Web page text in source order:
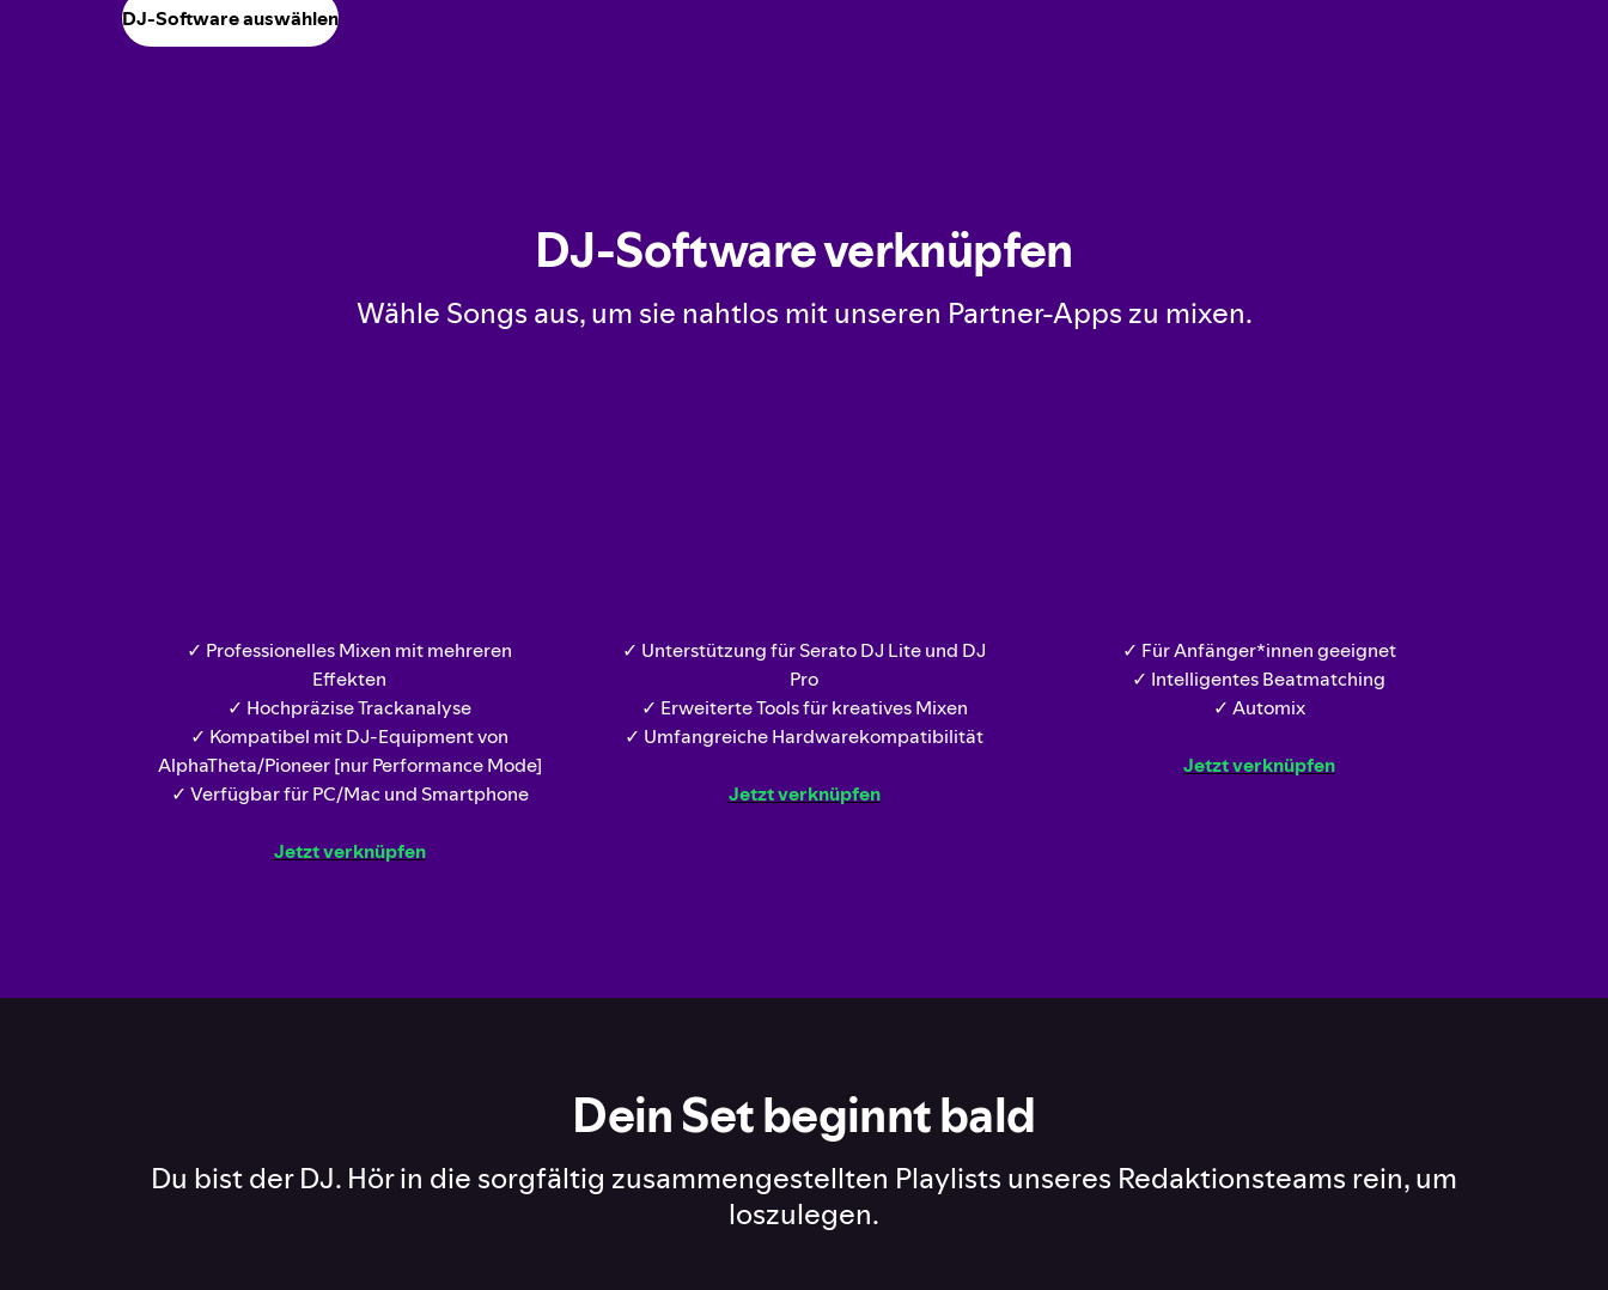
DJ-Software auswählen
DJ-Software verknüpfen
Wähle Songs aus, um sie nahtlos mit unseren Partner-Apps zu mixen.
✓ Professionelles Mixen mit mehreren
Effekten
✓ Hochpräzise Trackanalyse
✓ Kompatibel mit DJ-Equipment von
AlphaTheta/Pioneer [nur Performance Mode]
✓ Verfügbar für PC/Mac und Smartphone
Jetzt verknüpfen
✓ Unterstützung für Serato DJ Lite und DJ
Pro
✓ Erweiterte Tools für kreatives Mixen
✓ Umfangreiche Hardwarekompatibilität
Jetzt verknüpfen
✓ Für Anfänger*innen geeignet
✓ Intelligentes Beatmatching
✓ Automix
Jetzt verknüpfen
Dein Set beginnt bald
Du bist der DJ. Hör in die sorgfältig zusammengestellten Playlists unseres Redaktionsteams rein, um
loszulegen.